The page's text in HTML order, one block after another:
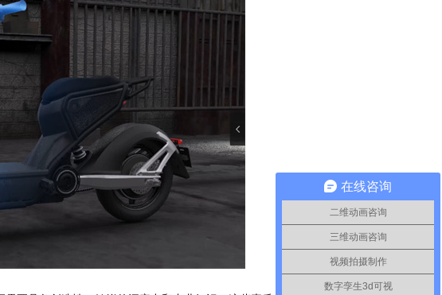
在线咨询
二维动画咨询
三维动画咨询
视频拍摄制作
数字孪生3d可视